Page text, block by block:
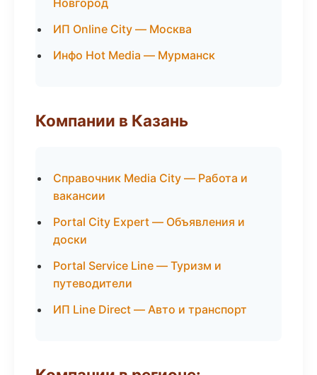
Новгород
ИП Online City — Москва
Инфо Hot Media — Мурманск
Компании в Казань
Справочник Media City — Работа и
вакансии
Portal City Expert — Объявления и
доски
Portal Service Line — Туризм и
путеводители
ИП Line Direct — Авто и транспорт